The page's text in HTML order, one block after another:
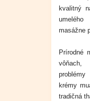
kvalitný
masážne
Prírodné
krémy
tradičná